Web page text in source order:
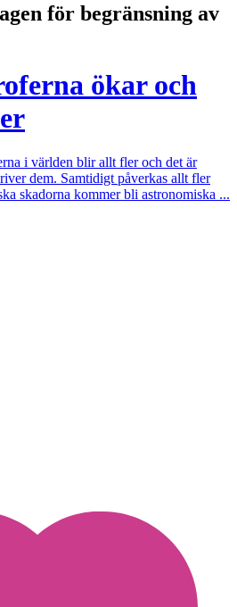
för begränsning av
ökar och
i världen blir allt fler och det är
dem. Samtidigt påverkas allt fler
skadorna kommer bli astronomiska ...